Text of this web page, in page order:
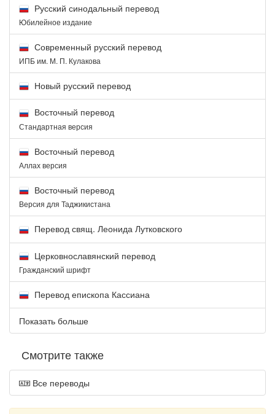
Русский синодальный перевод
Юбилейное издание
Современный русский перевод
ИПБ им. М. П. Кулакова
Новый русский перевод
Восточный перевод
Стандартная версия
Восточный перевод
Аллах версия
Восточный перевод
Версия для Таджикистана
Перевод свящ. Леонида Лутковского
Церковнославянский перевод
Гражданский шрифт
Перевод епископа Кассиана
Показать больше
Смотрите также
Все переводы